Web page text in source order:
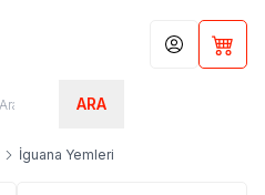
ARA
Hesabım
İguana Yemleri